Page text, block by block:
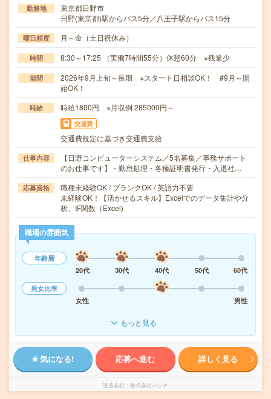
勤務地
東京都日野市
日野(東京都)駅からバス5分／八王子駅からバス15分
曜日頻度 月～金（土日祝休み）
時間 8:30～17:25 （実働7時間55分）休憩60分 ※残業少
期間
2026年9月上旬～長期 ※スタート日相談OK！ #9月～開
始OK！
時給 時給1800円 ※月収例 285000円～
交通費
交通費規定に基づき交通費支給
仕事内容
【日野コンピューターシステム／5名募集／事務サポート
のお仕事です】・勤怠処理・各種証明書発行・入退社…
応募資格
職種未経験OK / ブランクOK / 英語力不要
未経験OK！【活かせるスキル】Excelでのデータ集計や分
析、IF関数（Excel)
職場の雰囲気
年齢層
20代
30代 40代 50代
60代
男女比率
女性
男性
もっと見る
気になる! 応募へ進む 詳しく見る
派遣会社 株式会社パソナ